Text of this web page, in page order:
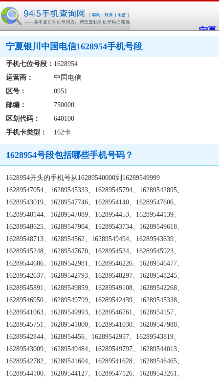
宁夏
宁夏银川中国电信1628954手机号段
手机七位号段： 1628954
运营商：
中国电信
区号：
0951
邮编：
750000
区划代码：
640100
手机卡类型：
162卡
1628954号段包括哪些手机号码？
1628954开头的手机号从16289540000到16289549999
16289547054、16289545333、16289545794、16289542895、
16289543019、16289547746、1628954140、16289547606、
16289548144、16289547089、1628954453、16289544139、
16289548625、16289547904、16289543734、16289549618、
16289548713、1628954562、16289549494、16289543639、
16289545248、16289547670、1628954534、16289545923、
16289544686、16289542981、16289546226、16289546477、
16289542637、16289542793、16289548297、16289548245、
16289545891、16289549859、16289549108、16289542268、
16289546950、16289549799、16289542439、16289545338、
16289541063、16289549993、16289546761、1628954157、
16289545751、16289541000、16289541030、16289547988、
16289542844、1628954456、16289542957、16289543819、
16289543009、16289549484、16289549797、16289544013、
16289542782、16289541604、16289541628、16289546465、
16289544100、16289544127、16289547126、16289543261、